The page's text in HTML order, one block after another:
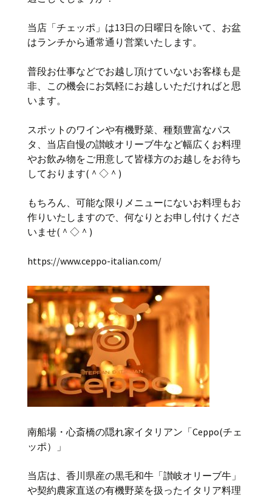
当店「チェッポ」は13日の日曜日を除いて、お盆
はランチから通常通り営業いたします。
普段お仕事などでお越し頂けていないお客様も是
非、この機会にお気軽にお越しいただければと思
います。
スポットのワインや有機野菜、種類豊富なパス
タ、当店自慢の讃岐オリーブ牛など幅広くお料理
やお飲み物をご用意して皆様方のお越しをお待ち
しております(＾◇＾)
もちろん、可能な限りメニューにないお料理もお
作りいたしますので、何なりとお申し付けくださ
いませ(＾◇＾)
https://www.ceppo-italian.com/
南船場・心斎橋の隠れ家イタリアン「Ceppo(チェ
ッポ）」
当店は、香川県産の黒毛和牛「讃岐オリーブ牛」
や契約農家直送の有機野菜を扱ったイタリア料理